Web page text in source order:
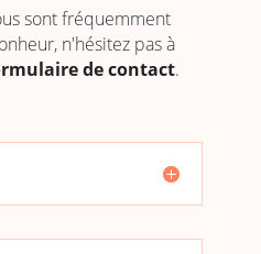
sont fréquemment
n'hésitez pas à
de contact.